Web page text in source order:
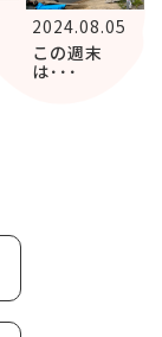
2024.08.05
この週末
は･･･